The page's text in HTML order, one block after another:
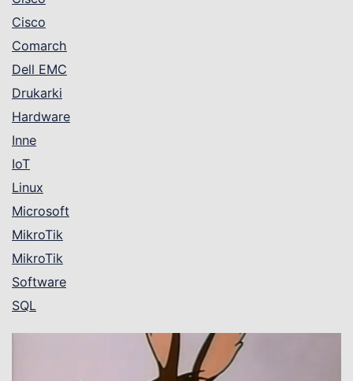
Cisco
Comarch
Dell EMC
Drukarki
Hardware
Inne
IoT
Linux
Microsoft
MikroTik
MikroTik
Software
SQL